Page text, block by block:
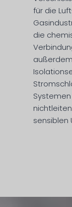
für die
die
sensiblen